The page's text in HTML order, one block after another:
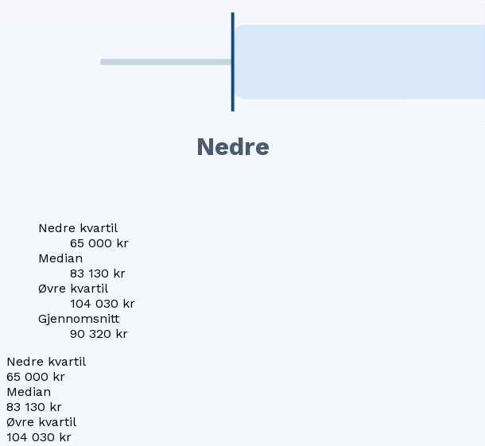
Nedre
Nedre kvartil
65 000 kr
Median
83 130 kr
Øvre kvartil
104 030 kr
Gjennomsnitt
90 320 kr
Nedre kvartil
65 000 kr
Median
83 130 kr
Øvre kvartil
104 030 kr